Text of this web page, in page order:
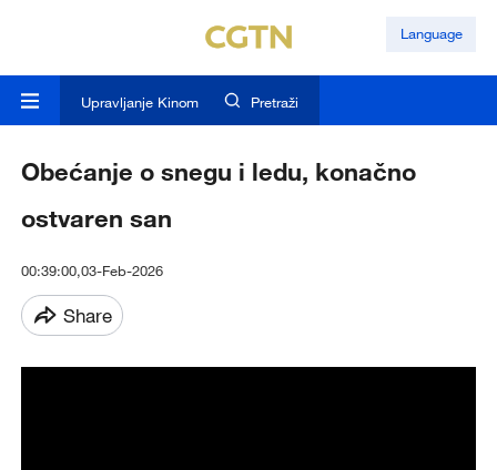
Language
Upravljanje Kinom Pretraži
Obećanje o snegu i ledu, konačno
ostvaren san
00:39:00,03-Feb-2026
Share